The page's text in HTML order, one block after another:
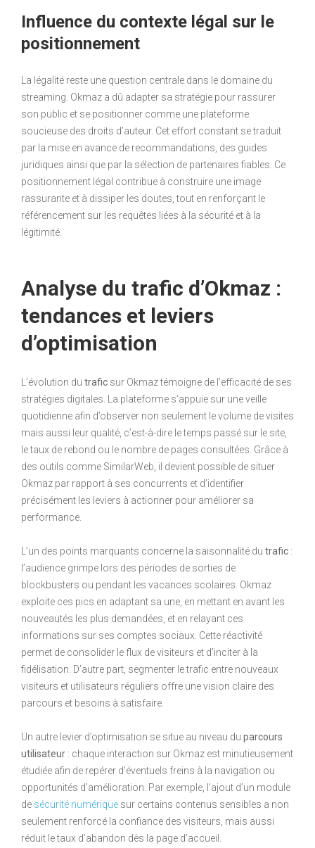
Influence du contexte légal sur le
positionnement
La légalité reste une question centrale dans le domaine du
streaming. Okmaz a dû adapter sa stratégie pour rassurer
son public et se positionner comme une plateforme
soucieuse des droits d’auteur. Cet effort constant se traduit
par la mise en avance de recommandations, des guides
juridiques ainsi que par la sélection de partenaires fiables. Ce
positionnement légal contribue à construire une image
rassurante et à dissiper les doutes, tout en renforçant le
référencement sur les requêtes liées à la sécurité et à la
légitimité.
Analyse du trafic d’Okmaz :
tendances et leviers
d’optimisation
L’évolution du trafic sur Okmaz témoigne de l’efficacité de ses
stratégies digitales. La plateforme s’appuie sur une veille
quotidienne afin d’observer non seulement le volume de visites
mais aussi leur qualité, c’est-à-dire le temps passé sur le site,
le taux de rebond ou le nombre de pages consultées. Grâce à
des outils comme SimilarWeb, il devient possible de situer
Okmaz par rapport à ses concurrents et d’identifier
précisément les leviers à actionner pour améliorer sa
performance.
L’un des points marquants concerne la saisonnalité du trafic :
l’audience grimpe lors des périodes de sorties de
blockbusters ou pendant les vacances scolaires. Okmaz
exploite ces pics en adaptant sa une, en mettant en avant les
nouveautés les plus demandées, et en relayant ces
informations sur ses comptes sociaux. Cette réactivité
permet de consolider le flux de visiteurs et d’inciter à la
fidélisation. D’autre part, segmenter le trafic entre nouveaux
visiteurs et utilisateurs réguliers offre une vision claire des
parcours et besoins à satisfaire.
Un autre levier d’optimisation se situe au niveau du parcours
utilisateur : chaque interaction sur Okmaz est minutieusement
étudiée afin de repérer d’éventuels freins à la navigation ou
opportunités d’amélioration. Par exemple, l’ajout d’un module
de sécurité numérique sur certains contenus sensibles a non
seulement renforcé la confiance des visiteurs, mais aussi
réduit le taux d’abandon dès la page d’accueil.